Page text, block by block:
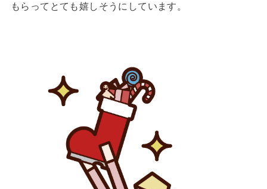
もらってとても嬉しそうにしています。